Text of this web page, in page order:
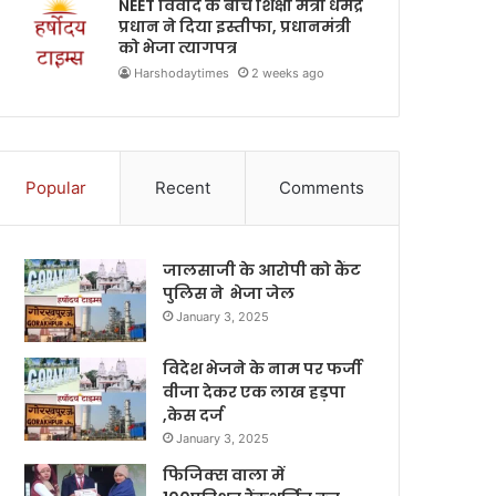
NEET विवाद के बीच शिक्षा मंत्री धर्मेंद्र
प्रधान ने दिया इस्तीफा, प्रधानमंत्री
को भेजा त्यागपत्र
Harshodaytimes 2 weeks ago
Popular Recent Comments
जालसाजी के आरोपी को कैंट
पुलिस ने भेजा जेल
January 3, 2025
विदेश भेजने के नाम पर फर्जी
वीजा देकर एक लाख हड़पा
,केस दर्ज
January 3, 2025
फिजिक्स वाला में